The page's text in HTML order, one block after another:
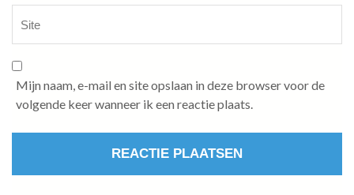
Mijn naam, e-mail en site opslaan in deze browser voor de
volgende keer wanneer ik een reactie plaats.